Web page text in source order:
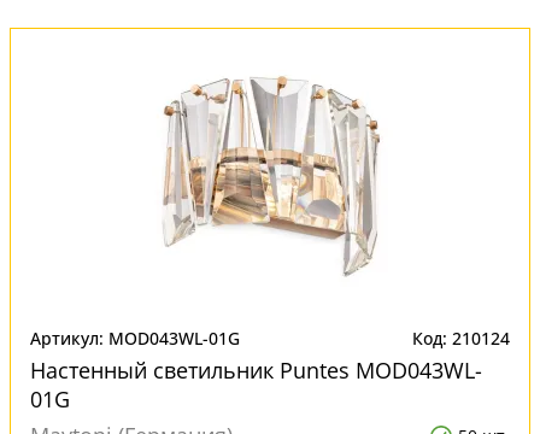
Артикул: MOD043WL-01G Код: 210124
Настенный светильник Puntes MOD043WL-
01G